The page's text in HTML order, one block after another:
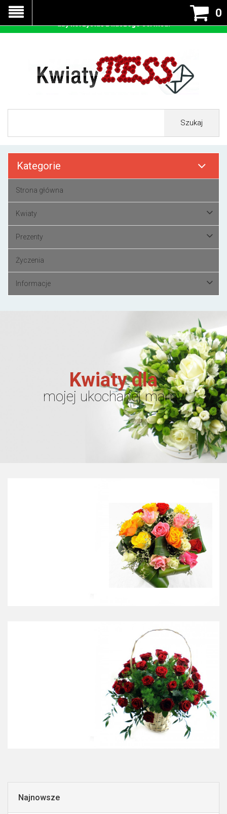
0
Szukaj
Kategorie
Strona główna
Kwiaty
Prezenty
Życzenia
Informacje
Kwiaty dla
mojej ukochanej mamy
Najnowsze
Nasza strona korzysta z cookies - czyli tzw ciastek w celu
prawidłowego działania. Zaakceptuj przyjmowanie cookies
aby korzystać z naszego serwisu.